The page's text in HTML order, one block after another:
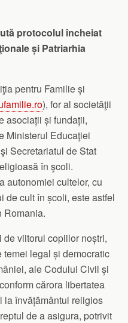
protocolul încheiat
și Patriarhia
pentru Familie și
), for al societăţii
asociații și fundații,
Ministerul Educaţiei
Secretariatul de Stat
în şcoli.
autonomiei cultelor, cu
de cult în școli, este astfel
Romania.
viitorul copiilor noștri,
temei legal și democratic
ale Codului Civil și
cărora libertatea
la învățământul religios
de a asigura, potrivit